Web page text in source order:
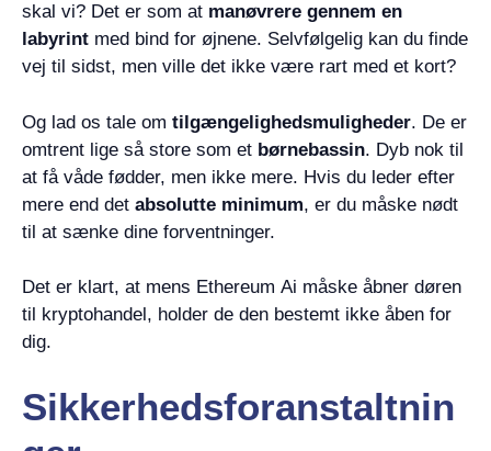
skal vi? Det er som at manøvrere gennem en
labyrint med bind for øjnene. Selvfølgelig kan du finde
vej til sidst, men ville det ikke være rart med et kort?
Og lad os tale om tilgængelighedsmuligheder. De er
omtrent lige så store som et børnebassin. Dyb nok til
at få våde fødder, men ikke mere. Hvis du leder efter
mere end det absolutte minimum, er du måske nødt
til at sænke dine forventninger.
Det er klart, at mens Ethereum Ai måske åbner døren
til kryptohandel, holder de den bestemt ikke åben for
dig.
Sikkerhedsforanstaltnin